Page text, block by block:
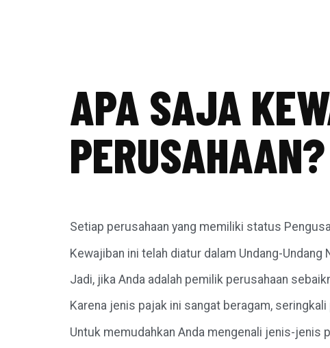
APA SAJA
Setiap perusahaan yang memiliki status
Kewajiban ini telah diatur dalam Undang-
Jadi, jika Anda adalah pemilik perusahaan
Karena jenis pajak ini sangat beragam,
Untuk memudahkan Anda mengenali jenis-jenis